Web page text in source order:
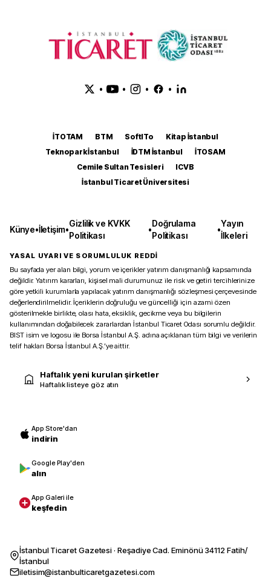
• • • •
İTOTAM BTM SoftITo
Kitap İstanbul
Teknopark İstanbul
İDTM İstanbul
İTOSAM
Cemile Sultan Tesisleri
ICVB
İstanbul Ticaret Üniversitesi
Künye•İletişim•
Gizlilik ve KVKK
Politikası
•
Doğrulama
Politikası
•
Yayın
İlkeleri
YASAL UYARI VE SORUMLULUK REDDİ
Bu sayfada yer alan bilgi, yorum ve içerikler yatırım danışmanlığı kapsamında
değildir. Yatırım kararları, kişisel mali durumunuz ile risk ve getiri tercihlerinize
göre yetkili kurumlarla yapılacak yatırım danışmanlığı sözleşmesi çerçevesinde
değerlendirilmelidir. İçeriklerin doğruluğu ve güncelliği için azami özen
gösterilmekle birlikte, olası hata, eksiklik, gecikme veya bu bilgilerin
kullanımından doğabilecek zararlardan İstanbul Ticaret Odası sorumlu değildir.
BIST isim ve logosu ile Borsa İstanbul A.Ş. adına açıklanan tüm bilgi ve verilerin
telif hakları Borsa İstanbul A.Ş.’ye aittir.
Haftalık yeni kurulan şirketler
Haftalık listeye göz atın
App Store'dan
indirin
Google Play'den
alın
App Galeri ile
keşfedin
İstanbul Ticaret Gazetesi · Reşadiye Cad. Eminönü 34112 Fatih/
İstanbul
iletisim@istanbulticaretgazetesi.com